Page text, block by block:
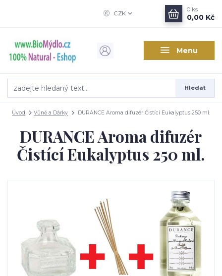
Menu
CZK
Hledat
0 ks
0,00 Kč
Úvod Vůně a Dárky DURANCE Aroma difuzér Čistící Eukalyptus 250 ml.
DURANCE Aroma difuzér
Čistící Eukalyptus 250 ml.